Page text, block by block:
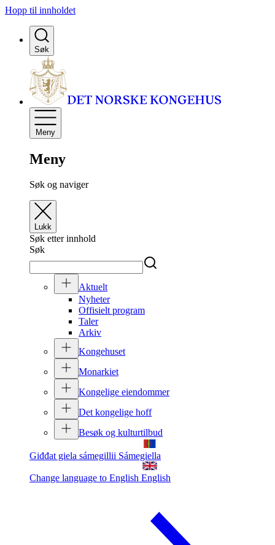
Hopp til innholdet
Søk
Meny
Meny
Søk og naviger
Lukk
Søk etter innhold
Søk
Aktuelt
Nyheter
Offisielt program
Taler
Arkiv
Kongehuset
Monarkiet
Kongelige eiendommer
Det kongelige hoff
Besøk og kulturtilbud
Giđđat giela sámegillii Sámegiella
Change language to English English